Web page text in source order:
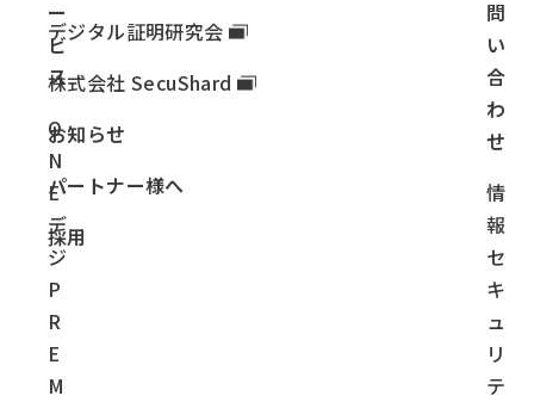
ー
ビ
ス
O
N
E
デ
ジ
P
R
E
M
デジタル証明研究会
株式会社 SecuShard
お知らせ
パートナー様へ
採用
問
い
合
わ
せ
情
報
セ
キ
ュ
リ
テ